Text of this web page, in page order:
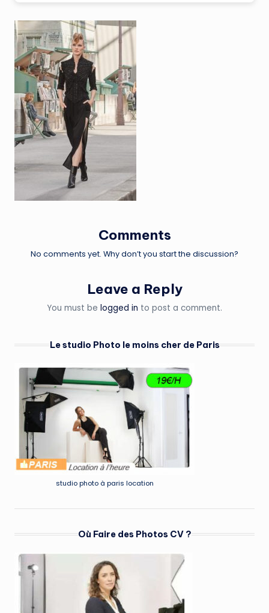
Comments
No comments yet. Why don’t you start the discussion?
Leave a Reply
You must be logged in to post a comment.
Le studio Photo le moins cher de Paris
studio photo à paris location
Où Faire des Photos CV ?